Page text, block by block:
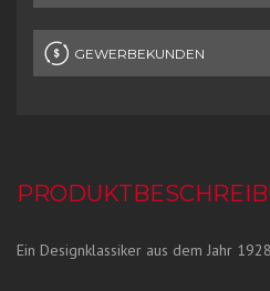
GEWERBEKUNDEN
Ein Designklassiker aus dem Jahr